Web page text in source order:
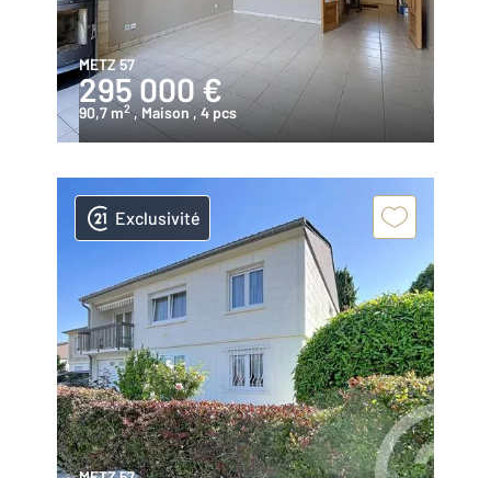
METZ 57
295 000 €
90,7 m2 , Maison , 4 pcs
Exclusivité